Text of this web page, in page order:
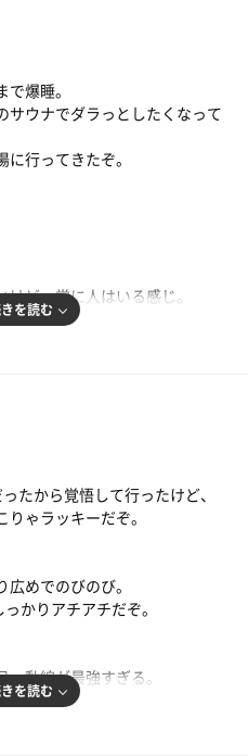
露天に行く階段が人ひとり分く
レス感じたな。
、年末の締めにふさわしいサウ
から、外気浴メインでじっく
爆睡。
サウナでダラっとしたくなって
行ってきたぞ。
ど、常に人はいる感じ。
サウナ🧖‍♂️女性側塩サウナ🧖‍♀️
付きで、この日はクレヨンし
たけど、違和感すげぇな…時代
。
チリだ。
り。
敷きタオルまで用意されてて
いながらボーッと眺めるのが
を読む
たから覚悟して行ったけど、
ゃラッキーだぞ。
めでのびのび。
かりアチアチだぞ。
動線が最強すぎる。
感じ。
ぇ気持ちいい。
を読む